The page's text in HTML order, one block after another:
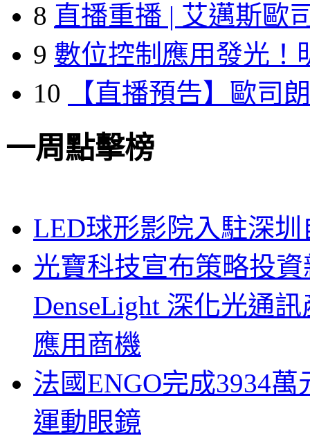
8 直播重播 | 艾邁斯歐
9 數位控制應用發光！
10
【直播預告】歐司
一周點擊榜
LED球形影院入駐深
光寶科技宣布策略投
DenseLight 深化光通
應用商機
法國ENGO完成3934
運動眼鏡